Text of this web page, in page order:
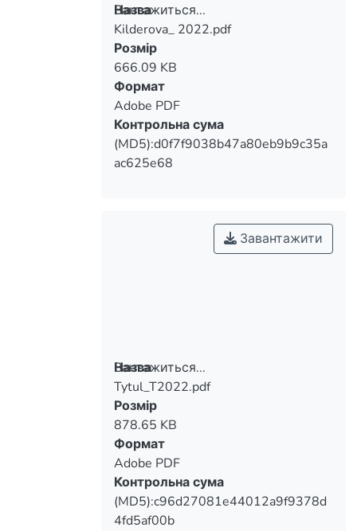
Вантажиться...
Вантажиться...
Назва
Kilderova_ 2022.pdf
Розмір
666.09 KB
Формат
Adobe PDF
Контрольна сума
(MD5):d0f7f9038b47a80eb9b9c35a
ac625e68
Вантажиться...
Вантажиться...
Завантажити
Назва
Tytul_T2022.pdf
Розмір
878.65 KB
Формат
Adobe PDF
Контрольна сума
(MD5):c96d27081e44012a9f9378d
4fd5af00b